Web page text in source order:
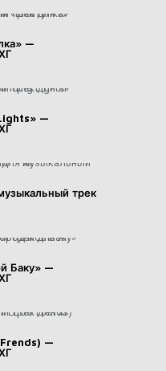
—
—
трек
Баку» —
Frends) —